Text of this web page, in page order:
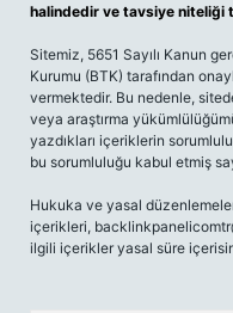
halindedir ve tavsiye niteliği
Sitemiz, 5651 Sayılı Kanun
Kurumu (BTK) tarafından
vermektedir. Bu nedenle,
veya araştırma
yazdıkları içeriklerin
bu sorumluluğu kabul etmiş
Hukuka ve yasal
içerikleri,
ilgili içerikler yasal süre